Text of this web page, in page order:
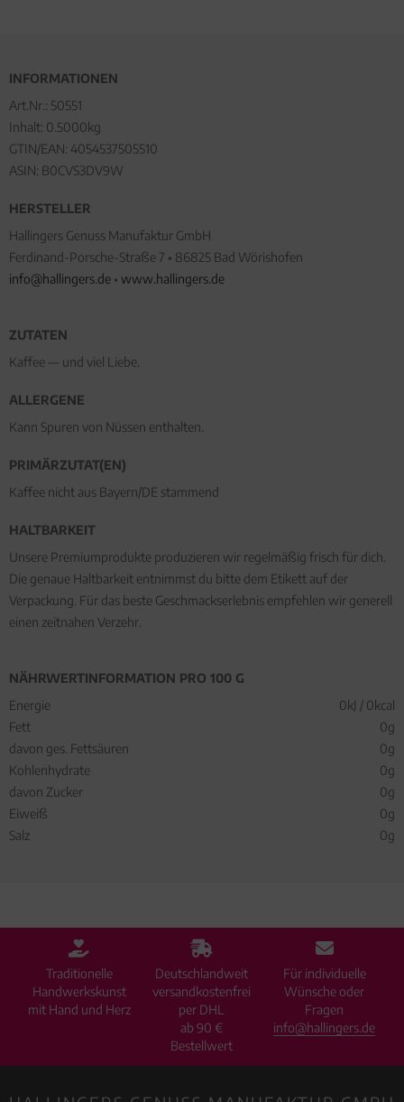
INFORMATIONEN
Art.Nr.: 50551
Inhalt: 0.5000kg
GTIN/EAN: 4054537505510
ASIN: B0CVS3DV9W
HERSTELLER
Hallingers Genuss Manufaktur GmbH
Ferdinand-Porsche-Straße 7 • 86825 Bad Wörishofen
info@hallingers.de • www.hallingers.de
ZUTATEN
Kaffee — und viel Liebe.
ALLERGENE
Kann Spuren von Nüssen enthalten.
PRIMÄRZUTAT(EN)
Kaffee nicht aus Bayern/DE stammend
HALTBARKEIT
Unsere Premiumprodukte produzieren wir regelmäßig frisch für dich.
Die genaue Haltbarkeit entnimmst du bitte dem Etikett auf der
Verpackung. Für das beste Geschmackserlebnis empfehlen wir generell
einen zeitnahen Verzehr.
NÄHRWERTINFORMATION PRO 100 G
Energie
0kJ / 0kcal
Fett
0g
davon ges. Fettsäuren
0g
Kohlenhydrate
0g
davon Zucker
0g
Eiweiß
0g
Salz
0g
Traditionelle
Handwerkskunst
mit Hand und Herz
Deutschlandweit
versandkostenfrei
per DHL
ab 90 €
Bestellwert
Für individuelle
Wünsche oder
Fragen
info@hallingers.de